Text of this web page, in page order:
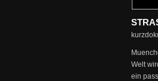
Welt
ein